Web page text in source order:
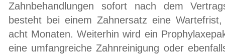
Zahnbehandlungen sofort nach dem
besteht bei einem Zahnersatz eine
acht Monaten. Weiterhin wird ein
eine umfangreiche Zahnreinigung oder